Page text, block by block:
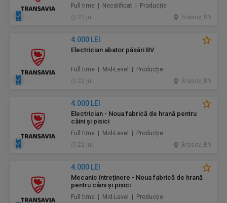
Full time | Necalificat | Producție
22 jul.
Brasov, BV
4.000 LEI
Electrician abator păsări BV
Full time | Mid-Level | Producție
22 jul.
Brasov, BV
4.000 LEI
Electrician - Noua fabrică de hrană pentru
câini și pisici
Full time | Mid-Level | Producție
22 jul.
Brasov, BV
4.000 LEI
Mecanic întreținere - Noua fabrică de hrană
pentru câini și pisici
Full time | Mid-Level | Producție